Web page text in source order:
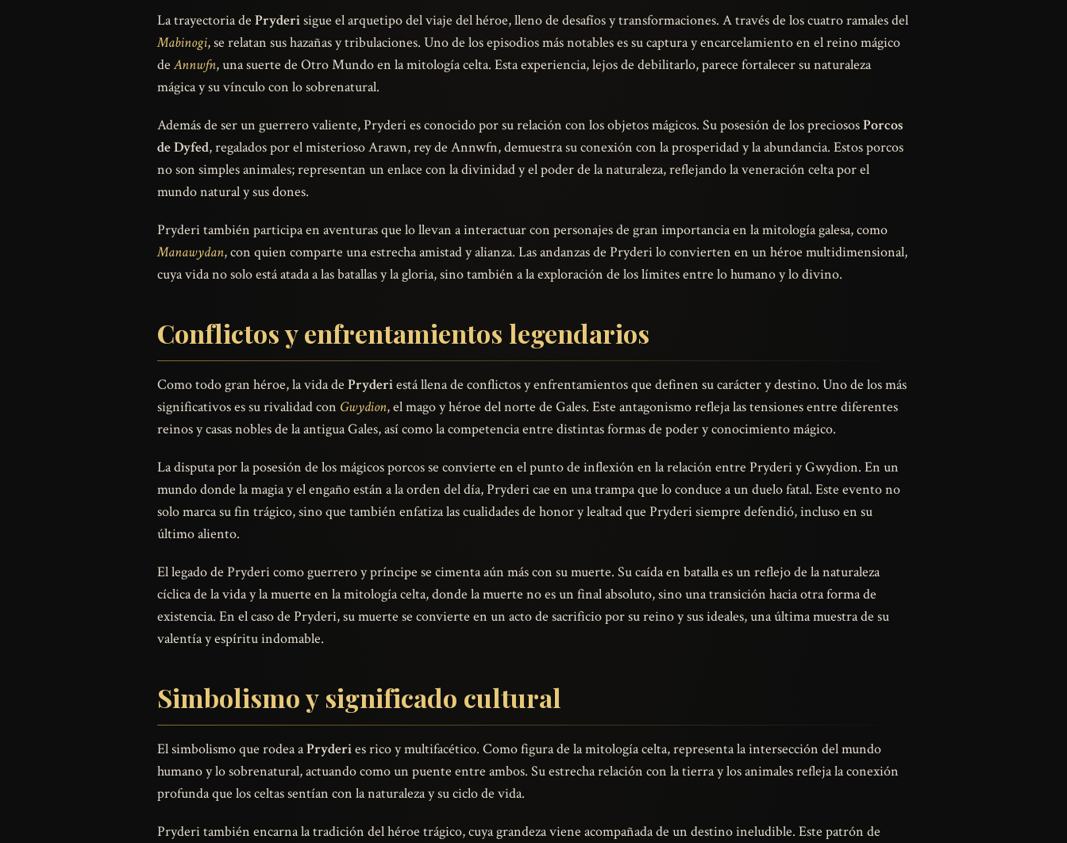
La trayectoria de Pryderisigue el arquetipo del viaje del héroe, lleno de desafíos y transformaciones. A través de los cuatro ramales del
Mabinogi, se relatan sus hazañas y tribulaciones. Uno de los episodios más notables es su captura y encarcelamiento en el reino mágico
deAnnwfn, una suerte de Otro Mundo en la mitología celta. Esta experiencia, lejos de debilitarlo, parece fortalecer su naturaleza
mágica y su vínculo con lo sobrenatural.
Además de ser un guerrero valiente, Pryderi es conocido por su relación con los objetos mágicos. Su posesión de los preciososPorcos
de Dyfed, regalados por el misterioso Arawn, rey de Annwfn, demuestra su conexión con la prosperidad y la abundancia. Estos porcos
no son simples animales; representan un enlace con la divinidad y el poder de la naturaleza, reflejando la veneración celta por el
mundo natural y sus dones.
Pryderi también participa en aventuras que lo llevan a interactuar con personajes de gran importancia en la mitología galesa, como
Manawydan, con quien comparte una estrecha amistad y alianza. Las andanzas de Pryderi lo convierten en un héroe multidimensional,
cuya vida no solo está atada a las batallas y la gloria, sino también a la exploración de los límites entre lo humano y lo divino.
Conflictos y enfrentamientos legendarios
Como todo gran héroe, la vida de Pryderiestá llena de conflictos y enfrentamientos que definen su carácter y destino. Uno de los más
significativos es su rivalidad con Gwydion, el mago y héroe del norte de Gales. Este antagonismo refleja las tensiones entre diferentes
reinos y casas nobles de la antigua Gales, así como la competencia entre distintas formas de poder y conocimiento mágico.
La disputa por la posesión de los mágicos porcos se convierte en el punto de inflexión en la relación entre Pryderi y Gwydion. En un
mundo donde la magia y el engaño están a la orden del día, Pryderi cae en una trampa que lo conduce a un duelo fatal. Este evento no
solo marca su fin trágico, sino que también enfatiza las cualidades de honor y lealtad que Pryderi siempre defendió, incluso en su
último aliento.
El legado de Pryderi como guerrero y príncipe se cimenta aún más con su muerte. Su caída en batalla es un reflejo de la naturaleza
cíclica de la vida y la muerte en la mitología celta, donde la muerte no es un final absoluto, sino una transición hacia otra forma de
existencia. En el caso de Pryderi, su muerte se convierte en un acto de sacrificio por su reino y sus ideales, una última muestra de su
valentía y espíritu indomable.
Simbolismo y significado cultural
El simbolismo que rodea aPryderies rico y multifacético. Como figura de la mitología celta, representa la intersección del mundo
humano y lo sobrenatural, actuando como un puente entre ambos. Su estrecha relación con la tierra y los animales refleja la conexión
profunda que los celtas sentían con la naturaleza y su ciclo de vida.
Pryderi también encarna la tradición del héroe trágico, cuya grandeza viene acompañada de un destino ineludible. Este patrón de